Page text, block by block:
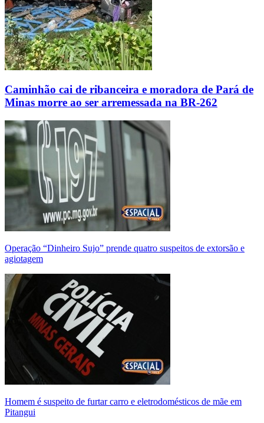
Caminhão cai de ribanceira e moradora de Pará de
Minas morre ao ser arremessada na BR-262
Operação “Dinheiro Sujo” prende quatro suspeitos de extorsão e
agiotagem
Homem é suspeito de furtar carro e eletrodomésticos de mãe em
Pitangui